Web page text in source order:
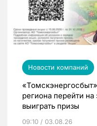
Новости компаний
региона перейти
выиграть призы
09:10 / 03.08.26